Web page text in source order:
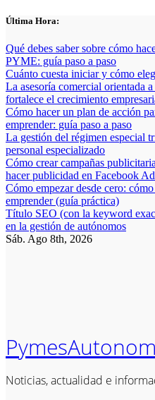
Saltar
contenido
Última Hora:
Qué debes saber sobre cómo
PYME: guía paso a paso
Cuánto cuesta iniciar y cómo
La asesoría comercial orientada
fortalece el crecimiento
Cómo hacer un plan de acción
emprender: guía paso a paso
La gestión del régimen especial
personal especializado
Cómo crear campañas
hacer publicidad en Facebook
Cómo empezar desde cero:
emprender (guía práctica)
Título SEO (con la keyword
en la gestión de autónomos
Sáb. Ago 8th, 2026
Noticias, actualidad e